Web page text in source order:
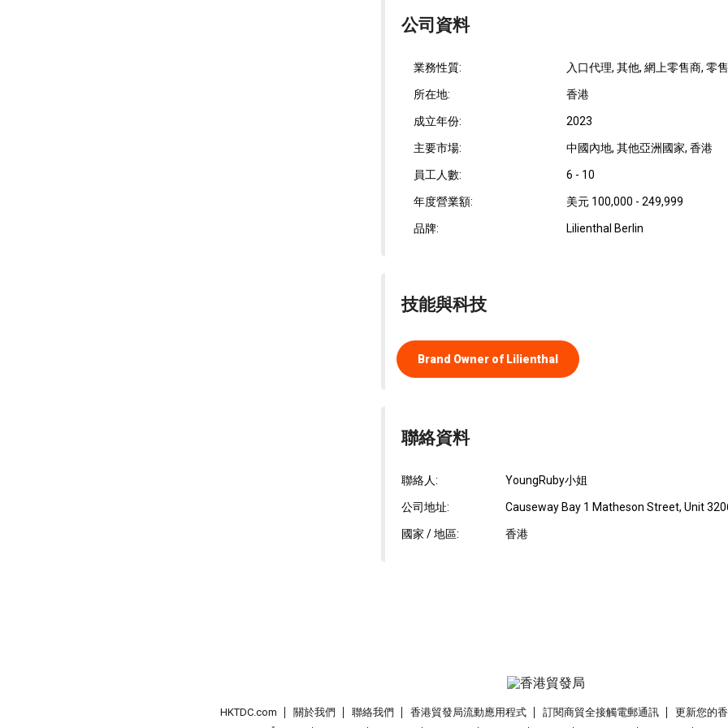
公司資料
業務性質: 入口代理, 其他, 網上零售商, 零
所在地: 香港
成立年份: 2023
主要市場: 中國內地, 其他亞洲國家, 香港
員工人數: 6 - 10
年度營業額: 美元 100,000 - 249,999
品牌: Lilienthal Berlin
技能與科技
Brand Owner of Lilienthal
聯絡資料
聯絡人: YoungRuby小姐
公司地址: Causeway Bay 1 Matheson Street, Unit
國家 / 地區: 香港
HKTDC.com 關於我們 聯絡我們 香港貿發局流動應用程式 訂閱商貿全接觸電郵通訊
更新您的